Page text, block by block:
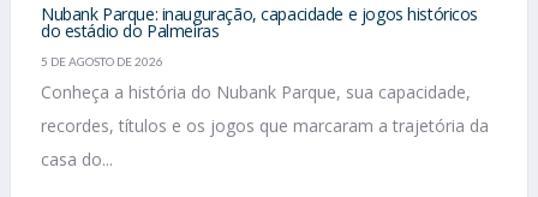
Nubank Parque: inauguração, capacidade e jogos históricos
do estádio do Palmeiras
5 DE AGOSTO DE 2026
Conheça a história do Nubank Parque, sua capacidade,
recordes, títulos e os jogos que marcaram a trajetória da
casa do...